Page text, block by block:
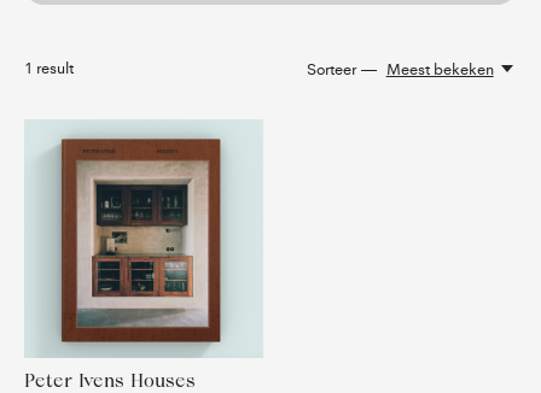
1 result Sorteer — Meest bekeken
Peter Ivens Houses